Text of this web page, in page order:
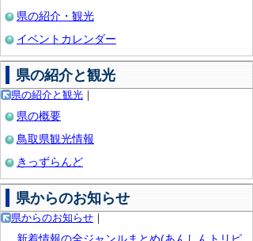
県の紹介・観光
イベントカレンダー
県の紹介と観光
県の紹介と観光 ｜
県の概要
鳥取県観光情報
きっずらんど
県からのお知らせ
県からのお知らせ ｜